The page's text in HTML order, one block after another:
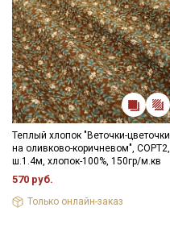
Теплый хлопок "Веточки-цветочки
на оливково-коричневом", СОРТ2,
ш.1.4м, хлопок-100%, 150гр/м.кв
570 руб.
Только онлайн-заказ